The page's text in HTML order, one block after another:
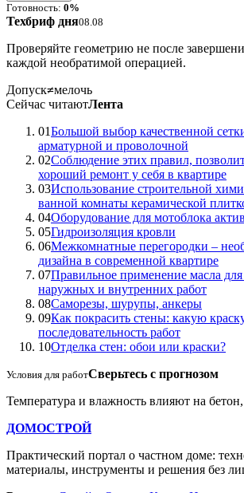
Готовность: 0%
Техбриф дня08.08
Проверяйте геометрию не после
каждой необратимой операцией.
Допуск≠мелочь
Сейчас читаютЛента
01Большой выбор качественной
арматурной и проволочной
02Соблюдение этих правил,
хороший ремонт у себя в квартире
03Использование строительной
ванной комнаты керамической
04Оборудование для мотоблока
05Гидроизоляция кровли
06Межкомнатные перегородки –
дизайна в современной квартире
07Правильное применение масла для
наружных и внутренних работ
08Саморезы, шурупы, анкеры
09Как покрасить стены: какую
последовательность работ
10Отделка стен: обои или краски?
Условия для работСверьтесь с прогнозом
Температура и влажность влияют на
ДОМОСТРОЙ
Практический портал о частном доме:
материалы, инструменты и решения без